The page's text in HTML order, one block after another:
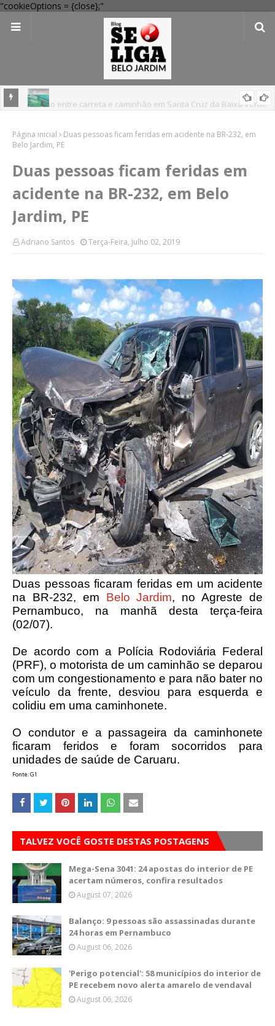
"cookieOptions = {close};"
Colisão entre carreta e caminhão em Santa Cruz da Baixa Verde
compras
Página inicial
Duas pessoas ficam feridas em acidente na BR-232, em
Belo Jardim, PE
Duas pessoas ficam feridas em
acidente na BR-232, em Belo
Jardim, PE
Adriano Santos Terça-Feira, Julho 02, 2019
Duas pessoas ficaram feridas em um acidente
na BR-232, em Belo Jardim, no Agreste de
Pernambuco, na manhã desta terça-feira
(02/07).
De acordo com a Polícia Rodoviária Federal
(PRF), o motorista de um caminhão se deparou
com um congestionamento e para não bater no
veículo da frente, desviou para esquerda e
colidiu em uma caminhonete.
O condutor e a passageira da caminhonete
ficaram feridos e foram socorridos para
unidades de saúde de Caruaru.
Fonte: G1
TALVEZ VOCÊ GOSTE DESTAS POSTAGENS
Mega-Sena 3041: 24 apostas do interior de PE
acertam números, confira resultados
August 07, 2026
Balanço: 9 pessoas são assassinadas durante
24 horas em Pernambuco
August 06, 2026
'Perigo potencial': 58 municípios do interior de
PE recebem novo alerta amarelo de vendaval
August 06, 2026